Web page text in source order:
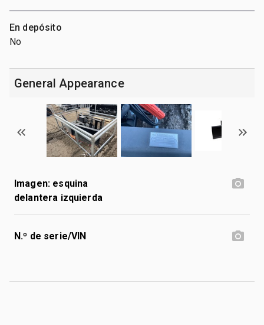
En depósito
No
General Appearance
Imagen: esquina
delantera izquierda
N.º de serie/VIN